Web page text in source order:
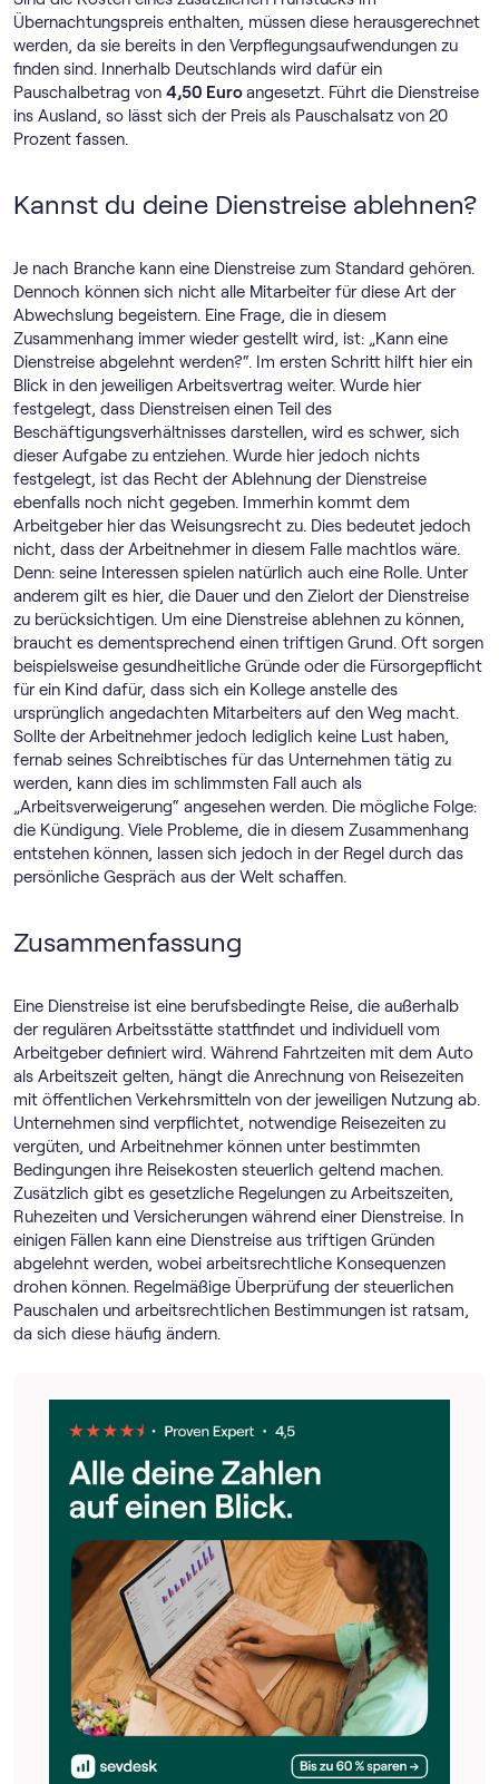
Übernachtungspreis enthalten, müssen diese herausgerechnet
werden, da sie bereits in den Verpflegungsaufwendungen zu
finden sind. Innerhalb Deutschlands wird dafür ein
Pauschalbetrag von 4,50 Euroangesetzt. Führt die Dienstreise
ins Ausland, so lässt sich der Preis als Pauschalsatz von 20
Prozent fassen.
Kannst du deine Dienstreise ablehnen?
Je nach Branche kann eine Dienstreise zum Standard gehören.
Dennoch können sich nicht alle Mitarbeiter für diese Art der
Abwechslung begeistern. Eine Frage, die in diesem
Zusammenhang immer wieder gestellt wird, ist: „Kann eine
Dienstreise abgelehnt werden?“. Im ersten Schritt hilft hier ein
Blick in den jeweiligen Arbeitsvertrag weiter. Wurde hier
festgelegt, dass Dienstreisen einen Teil des
Beschäftigungsverhältnisses darstellen, wird es schwer, sich
dieser Aufgabe zu entziehen. Wurde hier jedoch nichts
festgelegt, ist das Recht der Ablehnung der Dienstreise
ebenfalls noch nicht gegeben. Immerhin kommt dem
Arbeitgeber hier das Weisungsrecht zu. Dies bedeutet jedoch
nicht, dass der Arbeitnehmer in diesem Falle machtlos wäre.
Denn: seine Interessen spielen natürlich auch eine Rolle. Unter
anderem gilt es hier, die Dauer und den Zielort der Dienstreise
zu berücksichtigen. Um eine Dienstreise ablehnen zu können,
braucht es dementsprechend einen triftigen Grund. Oft sorgen
beispielsweise gesundheitliche Gründe oder die Fürsorgepflicht
für ein Kind dafür, dass sich ein Kollege anstelle des
ursprünglich angedachten Mitarbeiters auf den Weg macht.
Sollte der Arbeitnehmer jedoch lediglich keine Lust haben,
fernab seines Schreibtisches für das Unternehmen tätig zu
werden, kann dies im schlimmsten Fall auch als
„Arbeitsverweigerung“ angesehen werden. Die mögliche Folge:
die Kündigung. Viele Probleme, die in diesem Zusammenhang
entstehen können, lassen sich jedoch in der Regel durch das
persönliche Gespräch aus der Welt schaffen.
Zusammenfassung
Eine Dienstreise ist eine berufsbedingte Reise, die außerhalb
der regulären Arbeitsstätte stattfindet und individuell vom
Arbeitgeber definiert wird. Während Fahrtzeiten mit dem Auto
als Arbeitszeit gelten, hängt die Anrechnung von Reisezeiten
mit öffentlichen Verkehrsmitteln von der jeweiligen Nutzung ab.
Unternehmen sind verpflichtet, notwendige Reisezeiten zu
vergüten, und Arbeitnehmer können unter bestimmten
Bedingungen ihre Reisekosten steuerlich geltend machen.
Zusätzlich gibt es gesetzliche Regelungen zu Arbeitszeiten,
Ruhezeiten und Versicherungen während einer Dienstreise. In
einigen Fällen kann eine Dienstreise aus triftigen Gründen
abgelehnt werden, wobei arbeitsrechtliche Konsequenzen
drohen können. Regelmäßige Überprüfung der steuerlichen
Pauschalen und arbeitsrechtlichen Bestimmungen ist ratsam,
da sich diese häufig ändern.